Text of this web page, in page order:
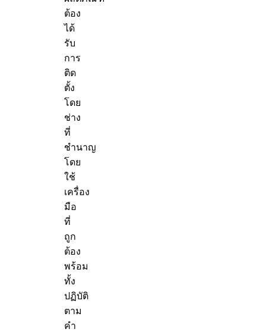
ต้อง
ได้
รับ
การ
ติด
ตั้ง
โดย
ช่าง
ที่
ชำนาญ
โดย
ใช้
เครื่อง
มือ
ที่
ถูก
ต้อง
พร้อม
ทั้ง
ปฏิบัติ
ตาม
คำ